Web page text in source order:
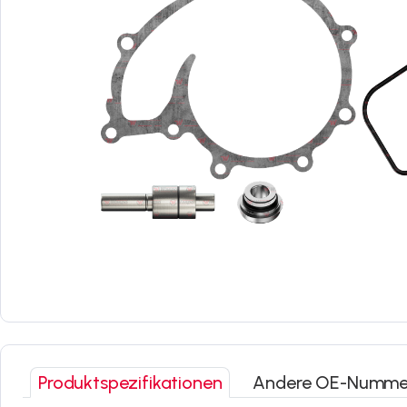
Produktspezifikationen Andere OE-